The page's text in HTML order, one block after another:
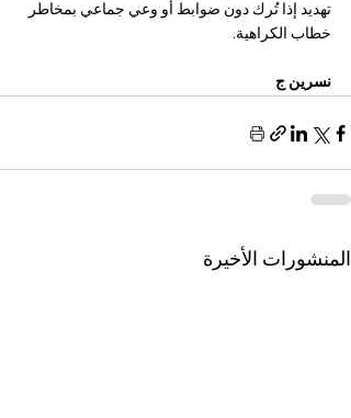
تهديد إذا تُرك دون ضوابط أو وعي جماعي بمخاطر
خطاب الكراهية.
نسرين ج
المنشورات الأخيرة